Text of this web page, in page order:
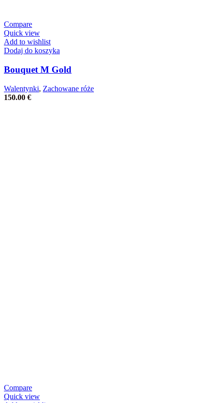
Compare
Quick view
Add to wishlist
Dodaj do koszyka
Bouquet M Gold
Walentynki, Zachowane róże
150.00 €
Compare
Quick view